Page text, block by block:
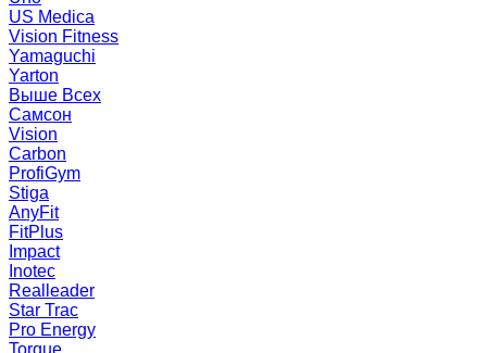
US Medica
Vision Fitness
Yamaguchi
Yarton
Выше Всех
Самсон
Vision
Carbon
ProfiGym
Stiga
AnyFit
FitPlus
Impact
Inotec
Realleader
Star Trac
Pro Energy
Torque